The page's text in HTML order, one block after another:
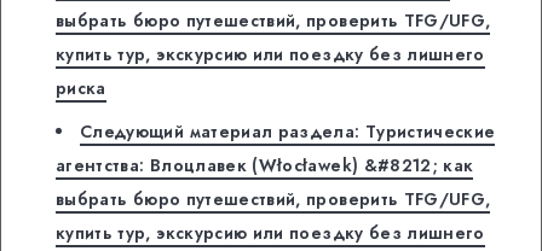
выбрать бюро путешествий, проверить TFG/UFG,
купить тур, экскурсию или поездку без лишнего
риска
Следующий материал раздела: Туристические
агентства: Влоцлавек (Włocławek) &#8212; как
выбрать бюро путешествий, проверить TFG/UFG,
купить тур, экскурсию или поездку без лишнего